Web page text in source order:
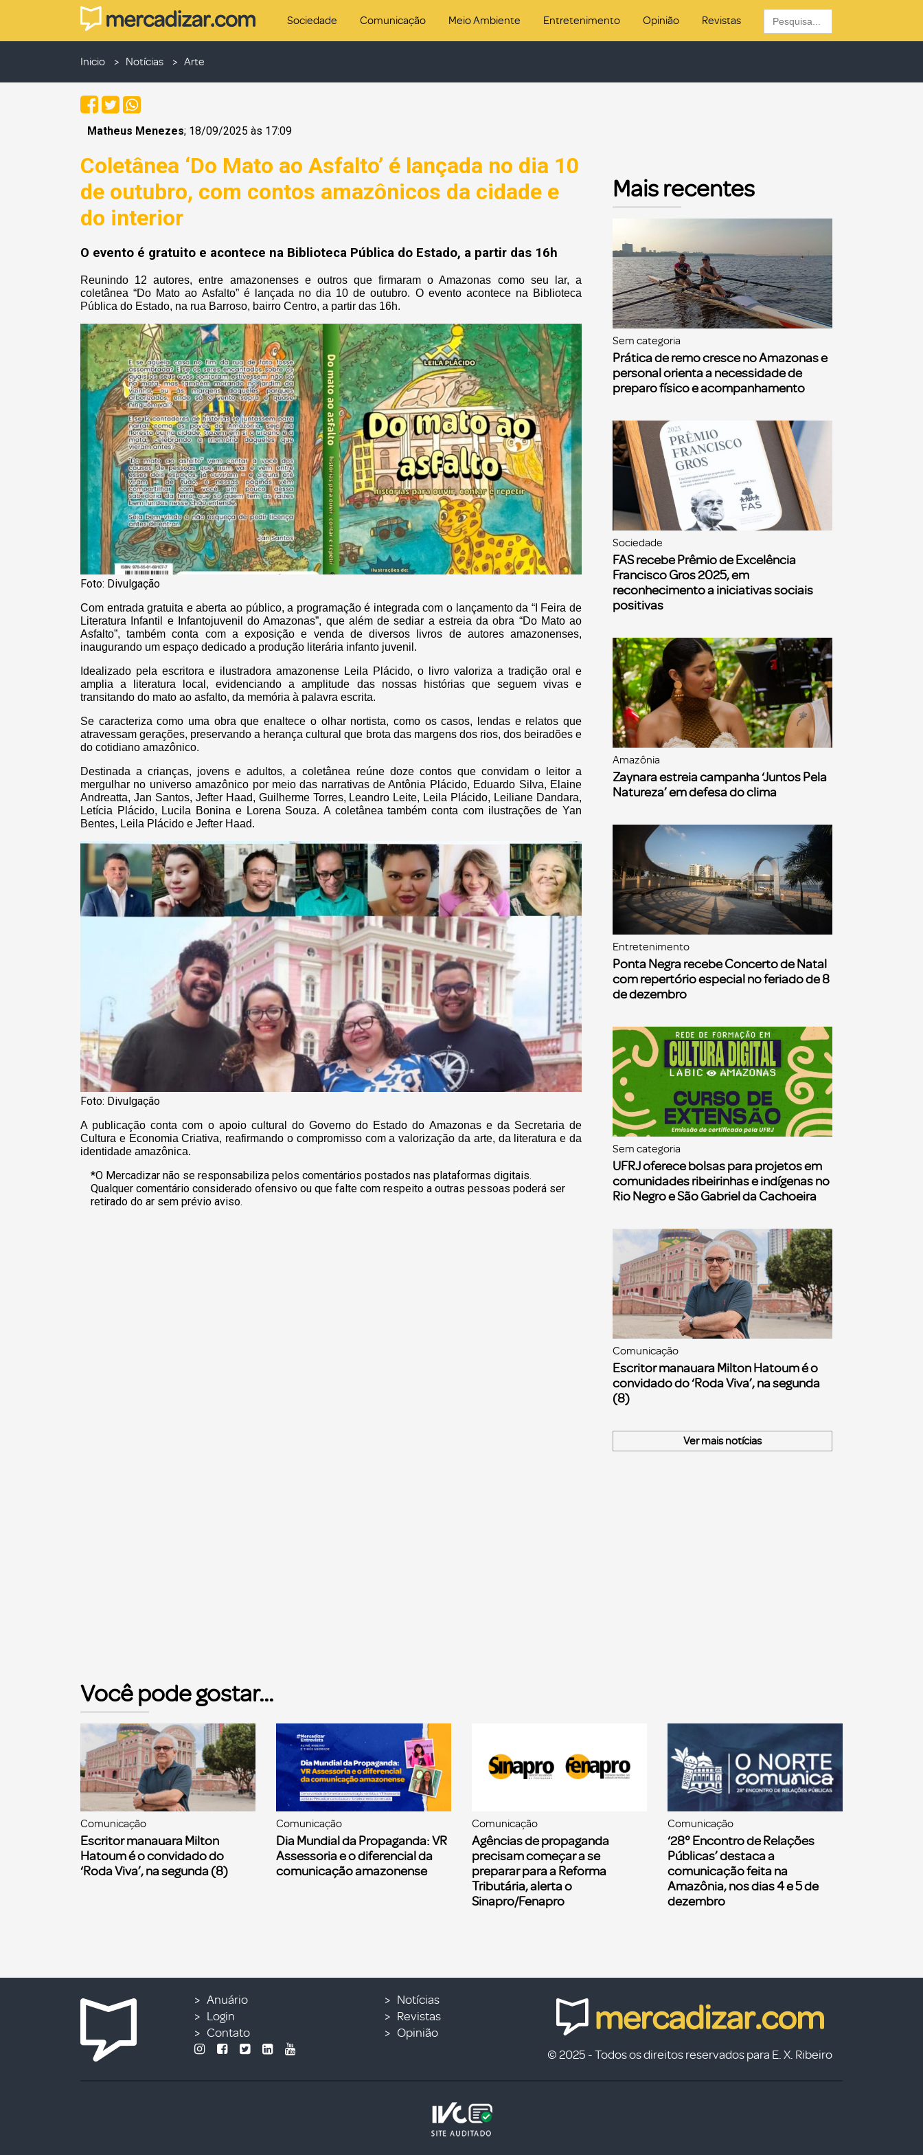
Sociedade Comunicação Meio Ambiente Entretenimento Opinião Revistas
Search
for:
Inicio Notícias Arte
Matheus Menezes; 18/09/2025 às 17:09
Coletânea ‘Do Mato ao Asfalto’ é lançada no dia 10
de outubro, com contos amazônicos da cidade e
do interior
O evento é gratuito e acontece na Biblioteca Pública do Estado, a partir das 16h
Reunindo 12 autores, entre amazonenses e outros que firmaram o Amazonas como seu lar, a
coletânea “Do Mato ao Asfalto” é lançada no dia 10 de outubro. O evento acontece na Biblioteca
Pública do Estado, na rua Barroso, bairro Centro, a partir das 16h.
Foto: Divulgação
Com entrada gratuita e aberta ao público, a programação é integrada com o lançamento da “I Feira de
Literatura Infantil e Infantojuvenil do Amazonas”, que além de sediar a estreia da obra “Do Mato ao
Asfalto”, também conta com a exposição e venda de diversos livros de autores amazonenses,
inaugurando um espaço dedicado a produção literária infanto juvenil.
Idealizado pela escritora e ilustradora amazonense Leila Plácido, o livro valoriza a tradição oral e
amplia a literatura local, evidenciando a amplitude das nossas histórias que seguem vivas e
transitando do mato ao asfalto, da memória à palavra escrita.
Se caracteriza como uma obra que enaltece o olhar nortista, como os casos, lendas e relatos que
atravessam gerações, preservando a herança cultural que brota das margens dos rios, dos beiradões e
do cotidiano amazônico.
Destinada a crianças, jovens e adultos, a coletânea reúne doze contos que convidam o leitor a
mergulhar no universo amazônico por meio das narrativas de Antônia Plácido, Eduardo Silva, Elaine
Andreatta, Jan Santos, Jefter Haad, Guilherme Torres, Leandro Leite, Leila Plácido, Leiliane Dandara,
Letícia Plácido, Lucila Bonina e Lorena Souza. A coletânea também conta com ilustrações de Yan
Bentes, Leila Plácido e Jefter Haad.
Foto: Divulgação
A publicação conta com o apoio cultural do Governo do Estado do Amazonas e da Secretaria de
Cultura e Economia Criativa, reafirmando o compromisso com a valorização da arte, da literatura e da
identidade amazônica.
*O Mercadizar não se responsabiliza pelos comentários postados nas plataformas digitais.
Qualquer comentário considerado ofensivo ou que falte com respeito a outras pessoas poderá ser
retirado do ar sem prévio aviso.
Mais recentes
Sem categoria
Prática de remo cresce no Amazonas e
personal orienta a necessidade de
preparo físico e acompanhamento
Sociedade
FAS recebe Prêmio de Excelência
Francisco Gros 2025, em
reconhecimento a iniciativas sociais
positivas
Amazônia
Zaynara estreia campanha ‘Juntos Pela
Natureza’ em defesa do clima
Entretenimento
Ponta Negra recebe Concerto de Natal
com repertório especial no feriado de 8
de dezembro
Sem categoria
UFRJ oferece bolsas para projetos em
comunidades ribeirinhas e indígenas no
Rio Negro e São Gabriel da Cachoeira
Comunicação
Escritor manauara Milton Hatoum é o
convidado do ‘Roda Viva’, na segunda
(8)
Ver mais notícias
Você pode gostar...
Comunicação
Escritor manauara Milton
Hatoum é o convidado do
‘Roda Viva’, na segunda (8)
Comunicação
Dia Mundial da Propaganda: VR
Assessoria e o diferencial da
comunicação amazonense
Comunicação
Agências de propaganda
precisam começar a se
preparar para a Reforma
Tributária, alerta o
Sinapro/Fenapro
Comunicação
‘28° Encontro de Relações
Públicas’ destaca a
comunicação feita na
Amazônia, nos dias 4 e 5 de
dezembro
Anuário
Login
Contato
Notícias
Revistas
Opinião
© 2025 - Todos os direitos reservados para E. X. Ribeiro